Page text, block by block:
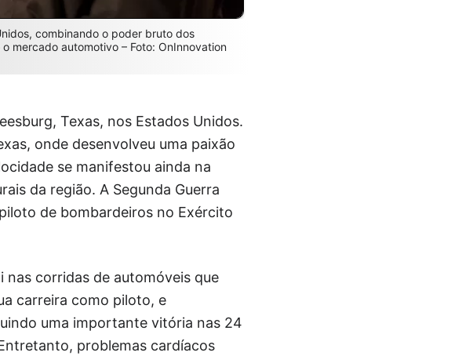
combinando o poder bruto dos
mercado automotivo – Foto: OnInnovation
Texas, nos Estados Unidos.
onde desenvolveu uma paixão
se manifestou ainda na
da região. A Segunda Guerra
de bombardeiros no Exército
corridas de automóveis que
carreira como piloto, e
uma importante vitória nas 24
problemas cardíacos